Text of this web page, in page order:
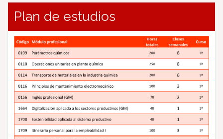
Plan de estudios